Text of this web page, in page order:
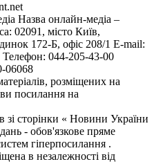
Назва онлайн-медіа –
02091, місто Київ,
172-Б, офіс 208/1 E-mail:
Телефон: 044-205-43-00
06068
розміщених на
посилання на
зі сторінки « Новини України
- обов'язкове пряме
гіперпосилання .
в незалежності від